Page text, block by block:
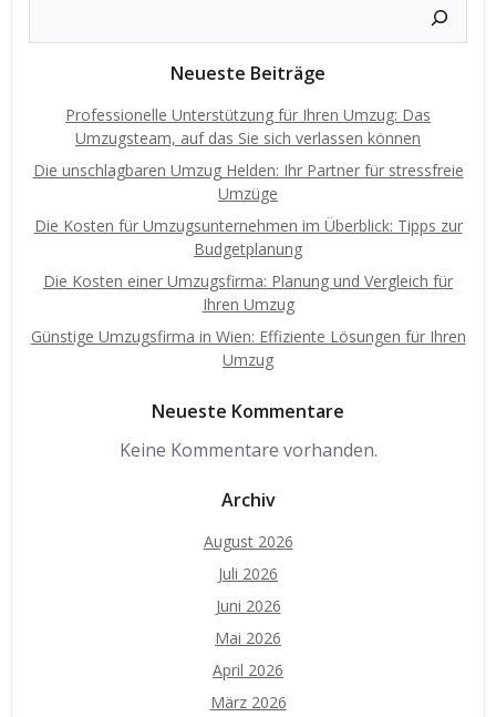
Neueste Beiträge
Professionelle Unterstützung für Ihren Umzug: Das
Umzugsteam, auf das Sie sich verlassen können
Die unschlagbaren Umzug Helden: Ihr Partner für stressfreie
Umzüge
Die Kosten für Umzugsunternehmen im Überblick: Tipps zur
Budgetplanung
Die Kosten einer Umzugsfirma: Planung und Vergleich für
Ihren Umzug
Günstige Umzugsfirma in Wien: Effiziente Lösungen für Ihren
Umzug
Neueste Kommentare
Keine Kommentare vorhanden.
Archiv
August 2026
Juli 2026
Juni 2026
Mai 2026
April 2026
März 2026